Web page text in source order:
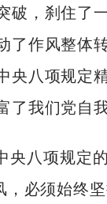
破，刹住了
了作风整体
央八项规定
了我们党自
央八项规定
，必须始终